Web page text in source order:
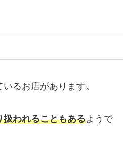
るお店があります。
われることもあるようで